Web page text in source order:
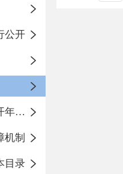
公开
政府信息公开年度报告
机制
目录